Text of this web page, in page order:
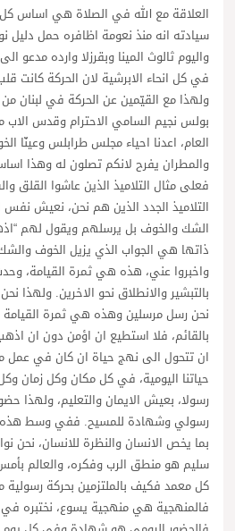
العلاقة مع الله في الصلاة هي اساس كل
سيادته انه منذ نعومة اظافره حمل دليل
واليوم ثالوث المينا وبقرزلا وارده مدعو
في كل انحاء الابرشية لان الحركة
ولهذا مع القيّمين عن الحركة في لبنان
بولس نجيم السامي الاحترام وقدس الاب
العام، اعدنا احياء مجلس طرابلس وعينّا
والمطران يفرح لانكم تصلون له وهذا
فعلى مثال التلاميذ الذين عاشوا القلق
التلاميذ الجدد الذين هم نحن، نعيش نفس
الشك والخوف بل يرسلهم ويقول لهم
ذاتها هي الجواب الذي يزيل الخوف
واخبروا عني، هذه هي ثمرة القيامة،
بالتبشير والانطلاق نحو الاخرين. ولهذا
نحن رسل مرسلين وهذه هي ثمرة القيامة
بالقائم، فلا استطيع ان اؤمن دون ان
ان تتحول الى نهج حياة ان كان في
حياتنا اليومية، في كل مكان وكل زمان
رسولا، بعيش الايمان والتعليم، ولهذا
رسولي وشهادة للمسيح. ففي وسط هذه
بما يخص الانسان والنظرة للانسان، نحن
سليم هو منطق الرب وفكره، والعالم
كل معمد فكيف بالملتزمين بحركة
فالمنهجية هي منهجية يسوع، نختبره في